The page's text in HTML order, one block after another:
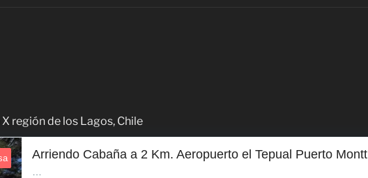
región de los Lagos, Chile
Arriendo Cabaña a 2 Km. Aeropuerto el Tepual Puerto Montt